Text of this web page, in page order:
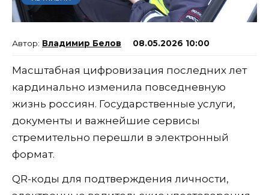
Владимир Белов 08.05.2026 10:00
Масштабная цифровизация последних лет
кардинально изменила повседневную
жизнь россиян. Государственные услуги,
документы и важнейшие сервисы
стремительно перешли в электронный
формат.
QR-коды для подтверждения личности,